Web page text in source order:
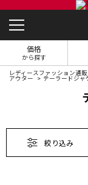
価格
から探す
レディースファッション通
アウター テーラードジャ
絞り込み